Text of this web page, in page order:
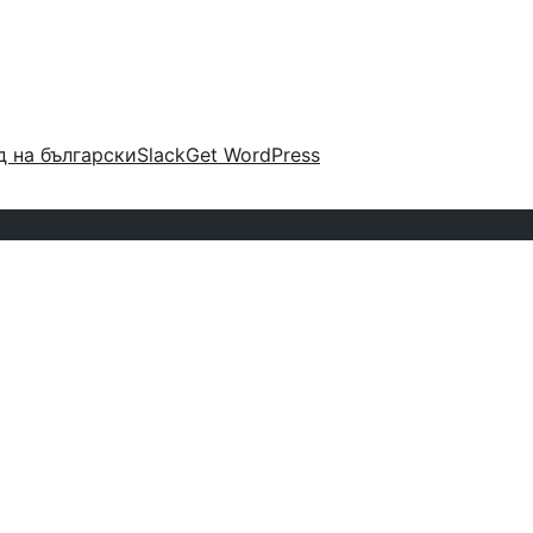
на българскиSlackGet WordPress